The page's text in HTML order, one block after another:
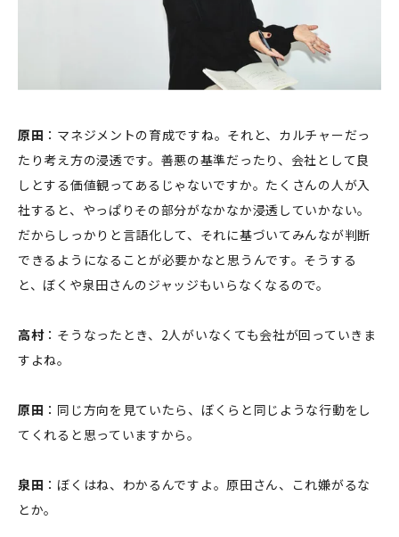
原田 ：マネジメントの育成ですね。それと、カルチャーだっ
たり考え方の浸透です。善悪の基準だったり、会社として良
しとする価値観ってあるじゃないですか。たくさんの人が入
社すると、やっぱりその部分がなかなか浸透していかない。
だからしっかりと言語化して、それに基づいてみんなが判断
できるようになることが必要かなと思うんです。そうする
と、ぼくや泉田さんのジャッジもいらなくなるので。
高村：そうなったとき、2人がいなくても会社が回っていきま
すよね。
原田 ：同じ方向を見ていたら、ぼくらと同じような行動をし
てくれると思っていますから。
泉田 ：ぼくはね、わかるんですよ。原田さん、これ嫌がるな
とか。